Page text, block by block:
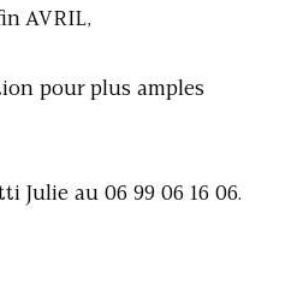
AVRIL,
pour plus amples
Julie au 06 99 06 16 06.